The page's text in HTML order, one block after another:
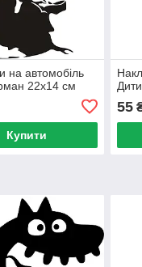
на автомобіль
22х14 см
Купити
55